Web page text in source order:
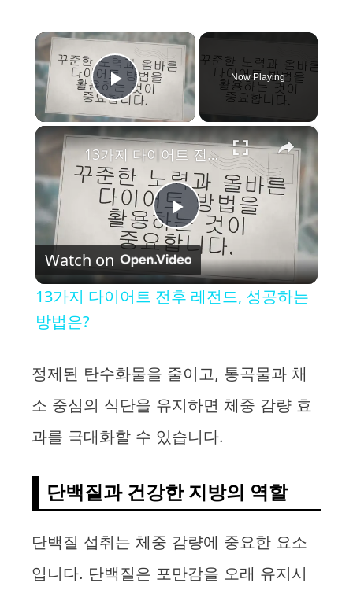
×
Play Video
Now Playing
×
P
l
y
V
d
e
13가지 다이어트 전후 레전드, 성공하는 방법은?
Watch on
13가지 다이어트 전후 레전드, 성공하는
방법은?
정제된 탄수화물을 줄이고, 통곡물과 채
소 중심의 식단을 유지하면 체중 감량 효
과를 극대화할 수 있습니다.
단백질과 건강한 지방의 역할
단백질 섭취는 체중 감량에 중요한 요소
입니다. 단백질은 포만감을 오래 유지시